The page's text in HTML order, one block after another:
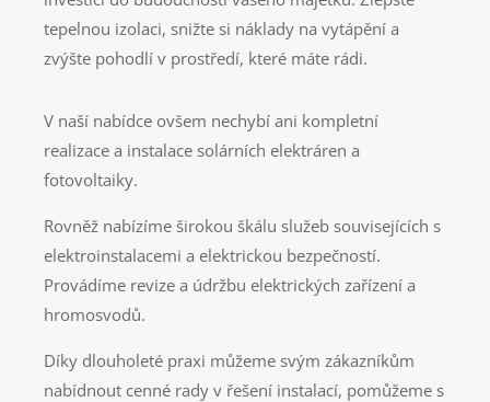
tepelnou izolaci, snižte si náklady na vytápění a
zvýšte pohodlí v prostředí, které máte rádi.
V naší nabídce ovšem nechybí ani kompletní
realizace a instalace solárních elektráren a
fotovoltaiky.
Rovněž nabízíme širokou škálu služeb souvisejících s
elektroinstalacemi a elektrickou bezpečností.
Provádíme revize a údržbu elektrických zařízení a
hromosvodů.
Díky dlouholeté praxi můžeme svým zákazníkům
nabídnout cenné rady v řešení instalací, pomůžeme s